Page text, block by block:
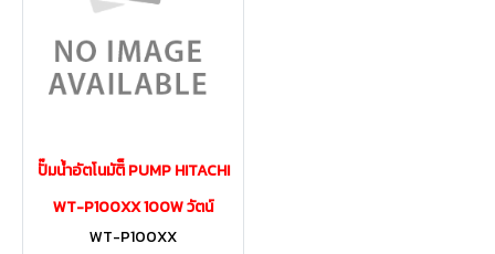
ปั๊มน้ำอัตโนมัติ็ PUMP HITACHI
WT-P100XX 100W วัตน์
WT-P100XX